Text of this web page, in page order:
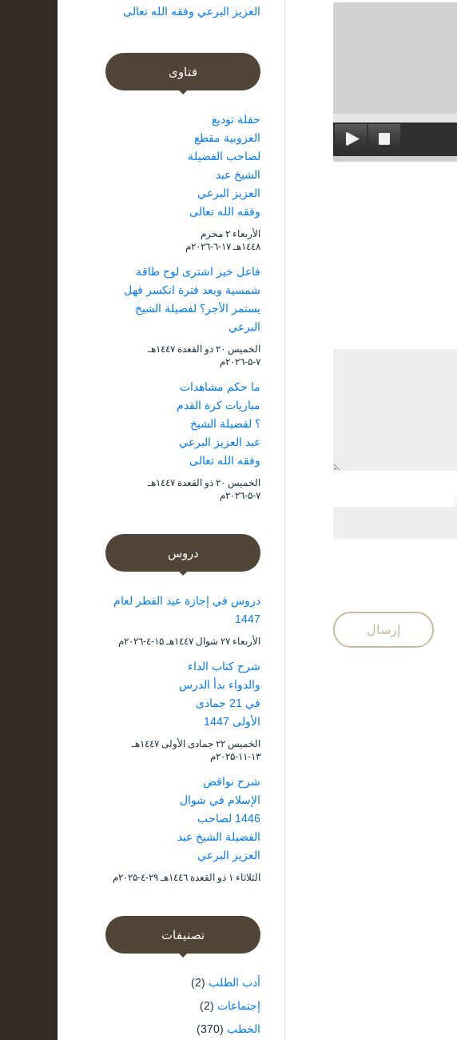
العزيز البرعي وفقه الله تعالى
فتاوى
حفلة توديع
العزوبية مقطع
لصاحب الفضيلة
الشيخ عبد
العزيز البرعي
وفقه الله تعالى
الأربعاء ۲ محرم
۱٤٤۸هـ ۱۷-٦-۲۰۲٦م
فاعل خير اشترى لوح طاقة
شمسية وبعد فترة انكسر فهل
يستمر الأجر؟ لفضيلة الشيخ
البرعي
الخميس ۲۰ ذو القعدة ۱٤٤۷هـ
۷-۵-۲۰۲٦م
ما حكم مشاهدات
مباريات كرة القدم
؟ لفضيلة الشيخ
عبد العزيز البرعي
وفقه الله تعالى
الخميس ۲۰ ذو القعدة ۱٤٤۷هـ
۷-۵-۲۰۲٦م
دروس
دروس في إجازة عيد الفطر لعام
1447
الأربعاء ۲۷ شوال ۱٤٤۷هـ ۱۵-٤-۲۰۲٦م
شرح كتاب الداء
والدواء بدأ الدرس
في 21 جمادى
الأولى 1447
الخميس ۲۲ جمادى الأولى ۱٤٤۷هـ
۱۳-۱۱-۲۰۲۵م
شرح نواقض
الإسلام في شوال
1446 لصاحب
الفضيلة الشيخ عبد
العزيز البرعي
الثلاثاء ۱ ذو القعدة ۱٤٤٦هـ ۲۹-٤-۲۰۲۵م
تصنيفات
أدب الطلب (2)
إجتماعات (2)
الخطب (370)